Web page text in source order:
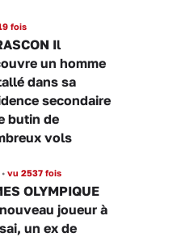
fois
Il
un homme
dans sa
secondaire
butin de
vols
• vu 2537 fois
OLYMPIQUE
joueur à
un ex de